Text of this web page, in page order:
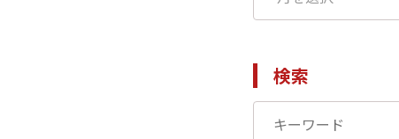
検索